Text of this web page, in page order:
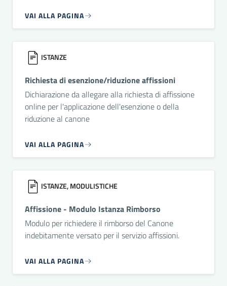
VAI ALLA PAGINA
ISTANZE
Richiesta di esenzione/riduzione affissioni
Dichiarazione da allegare alla richiesta di affissione
online per l'applicazione dell'esenzione o della
riduzione al canone
VAI ALLA PAGINA
ISTANZE, MODULISTICHE
Affissione - Modulo Istanza Rimborso
Modulo per richiedere il rimborso del Canone
indebitamente versato per il servizio affissioni.
VAI ALLA PAGINA